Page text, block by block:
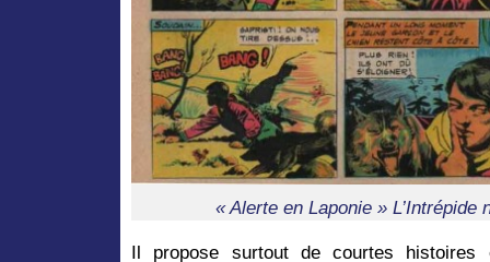
« Alerte en Laponie » L’Intrépide
Il propose surtout de courtes